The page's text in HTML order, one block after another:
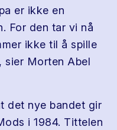
er ikke en
For den tar vi nå
ikke til å spille
sier Morten Abel
det nye bandet gir
i 1984. Tittelen